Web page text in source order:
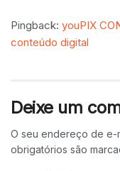
Pingback: youPIX
conteúdo digital
Deixe um
O seu endereço de e-
obrigatórios são